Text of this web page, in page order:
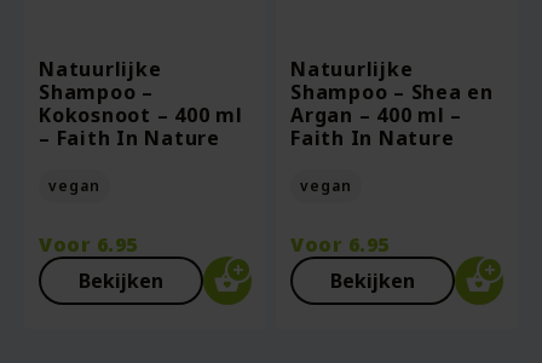
Natuurlijke
Shampoo –
Kokosnoot – 400 ml
– Faith In Nature
vegan
Voor 6.95
Bekijken
Natuurlijke
Shampoo – Shea en
Argan – 400 ml –
Faith In Nature
vegan
Voor 6.95
Bekijken